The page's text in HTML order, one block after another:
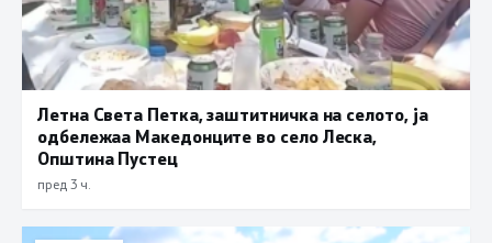
Летна Света Петка, заштитничка на селото, ја
одбележаа Македонците во село Леска,
Општина Пустец
пред 3 ч.